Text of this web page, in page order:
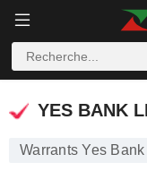
YES BANK
YES BANK
Warrants Yes